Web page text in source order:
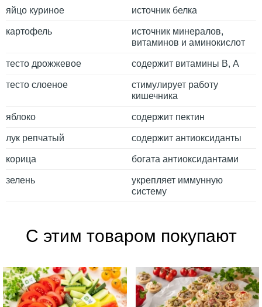
яйцо куриное источник белка
картофель
источник минералов,
витаминов и аминокислот
тесто дрожжевое содержит витамины В, А
тесто слоеное
стимулирует работу
кишечника
яблоко содержит пектин
лук репчатый содержит антиоксиданты
корица богата антиоксидантами
зелень
укрепляет иммунную
систему
С этим товаром покупают